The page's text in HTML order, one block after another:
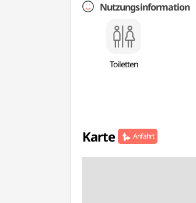
Nutzungsinformation
Toiletten
Karte Anfahrt